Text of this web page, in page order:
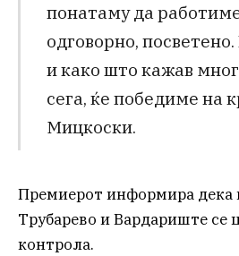
понатаму да
одговорно,
и како што кажав
сега, ќе победиме на
Мицкоски.
Премиерот информира дека
Трубарево и Вардариште се
контрола.